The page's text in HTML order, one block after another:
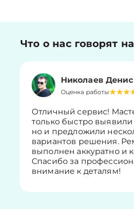
Что о нас говорят
Николаев Денис
Оценка работы
Отличный сервис!
только быстро
но и предложили
вариантов решения.
выполнен аккуратно и
Спасибо за
внимание к деталям!